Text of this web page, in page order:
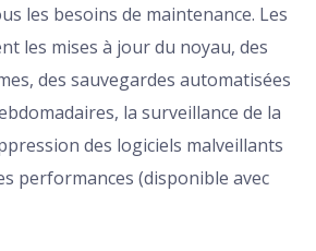
les besoins de maintenance. Les
les mises à jour du noyau, des
des sauvegardes automatisées
la surveillance de la
des logiciels malveillants
performances (disponible avec